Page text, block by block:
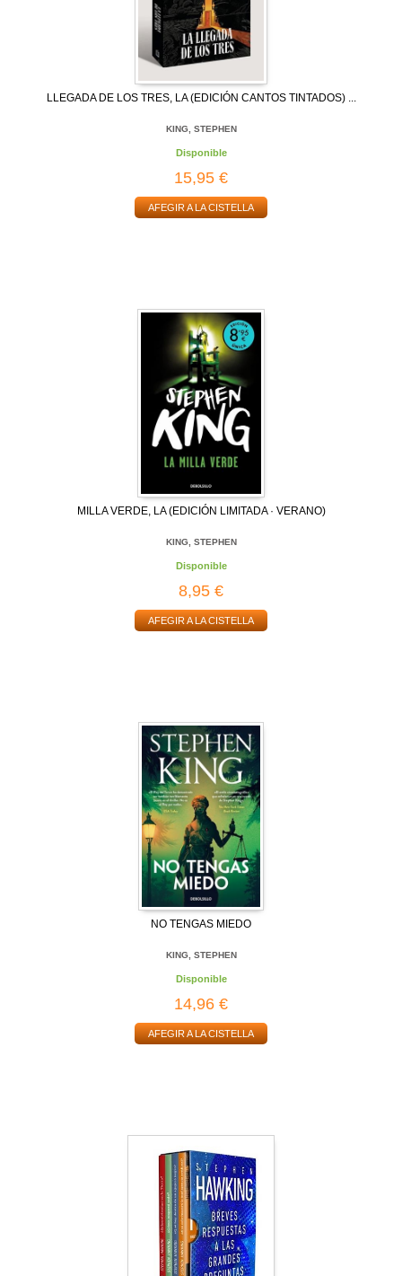
LLEGADA DE LOS TRES, LA (EDICIÓN CANTOS TINTADOS) ...
KING, STEPHEN
Disponible
15,95 €
AFEGIR A LA CISTELLA
MILLA VERDE, LA (EDICIÓN LIMITADA · VERANO)
KING, STEPHEN
Disponible
8,95 €
AFEGIR A LA CISTELLA
NO TENGAS MIEDO
KING, STEPHEN
Disponible
14,96 €
AFEGIR A LA CISTELLA